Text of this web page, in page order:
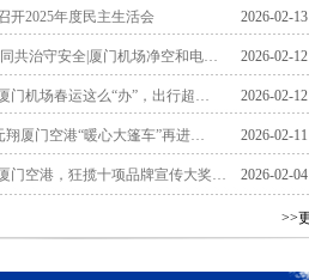
开2025年度民主生活会 2026-02-
共治守安全|厦门机场净空和电… 2026-02-
门机场春运这么“办”，出行超… 2026-02-
翔厦门空港“暖心大篷车”再进… 2026-02-
门空港，狂揽十项品牌宣传大奖… 2026-02-
>>